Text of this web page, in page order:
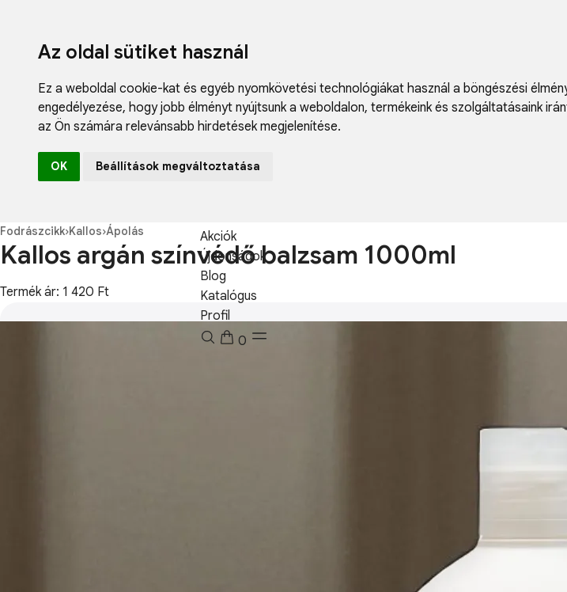
Az oldal sütiket használ
Ez a weboldal cookie-kat és egyéb nyomkövetési technológiákat használ a böngészési
engedélyezése, hogy jobb élményt nyújtsunk a weboldalon, termékeink és szolgáltatásaink
az Ön számára relevánsabb hirdetések megjelenítése.
OK Beállítások megváltoztatása
Fodrászcikk
Akciók
Újdonságok
Blog
Katalógus
Profil
0
Fodrászcikk›Kallos›Ápolás
Kallos argán színvédő balzsam 1000ml
Termék ár: 1 420 Ft